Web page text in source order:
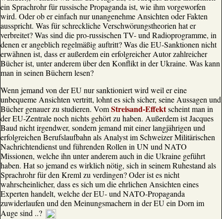
ein Sprachrohr für russische Propaganda ist, wie ihm vorgeworfen
wird. Oder ob er einfach nur unangenehme Ansichten oder Fakten
ausspricht. Was für schreckliche Verschwörungstheorien hat er
verbreitet? Was sind die pro-russischen TV- und Radioprogramme, in
denen er angeblich regelmäßig auftritt? Was die EU-Sanktionen nicht
erwähnen ist, dass er außerdem ein erfolgreicher Autor zahlreicher
Bücher ist, unter anderem über den Konflikt in der Ukraine. Was kann
man in seinen Büchern lesen?
Wenn jemand von der EU nur sanktioniert wird weil er eine
unbequeme Ansichten vertritt, lohnt es sich sicher, seine Aussagen und
Bücher genauer zu studieren. VomStreisand-Effektscheint man in
der EU-Zentrale noch nichts gehört zu haben. Außerdem ist Jacques
Baud nicht irgendwer, sondern jemand mit einer langjährigen und
erfolgreichen Berufslaufbahn als Analyst im Schweizer Militärischen
Nachrichtendienst und führenden Rollen in UN und NATO
Missionen, welche ihn unter anderem auch in die Ukraine geführt
haben. Hat so jemand es wirklich nötig, sich in seinem Ruhestand als
Sprachrohr für den Kreml zu verdingen? Oder ist es nicht
wahrscheinlicher, dass es sich um die ehrlichen Ansichten eines
Experten handelt, welche der EU- und NATO-Propaganda
zuwiderlaufen und den Meinungsmachern in der EU ein Dorn im
Auge sind ..?